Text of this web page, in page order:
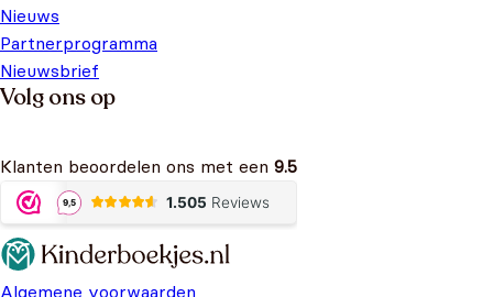
Nieuws
Partnerprogramma
Nieuwsbrief
Volg ons op
Klanten beoordelen ons met een 9.5
Algemene voorwaarden